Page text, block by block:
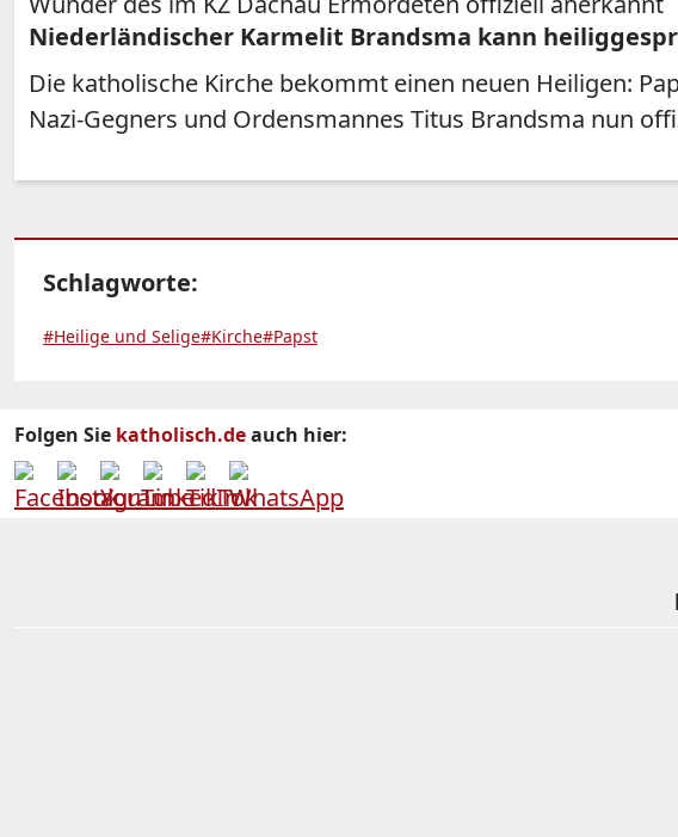
Niederländischer Karmelit Brandsma kann
Die katholische Kirche bekommt einen neuen Heiligen:
Nazi-Gegners und Ordensmannes Titus Brandsma nun
Schlagworte:
#Heilige und Selige#Kirche#Papst
Folgen Sie katholisch.deauch hier: